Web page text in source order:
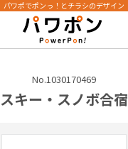
パワポでポンっ！とチラシのデザイン
No.1030170469
スキー・スノボ合宿